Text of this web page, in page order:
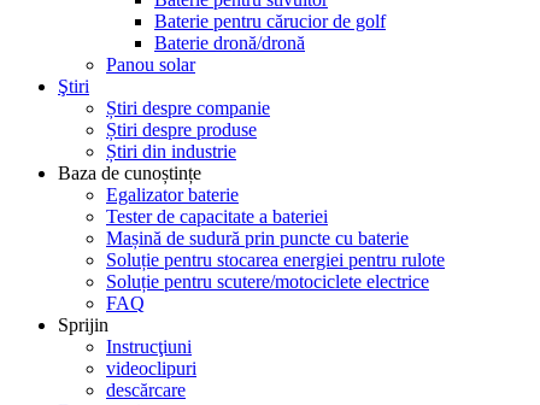
Baterie pentru cărucior de golf
Baterie dronă/dronă
Panou solar
Ştiri
Știri despre companie
Știri despre produse
Știri din industrie
Baza de cunoștințe
Egalizator baterie
Tester de capacitate a bateriei
Mașină de sudură prin puncte cu baterie
Soluție pentru stocarea energiei pentru rulote
Soluție pentru scutere/motociclete electrice
FAQ
Sprijin
Instrucţiuni
videoclipuri
descărcare